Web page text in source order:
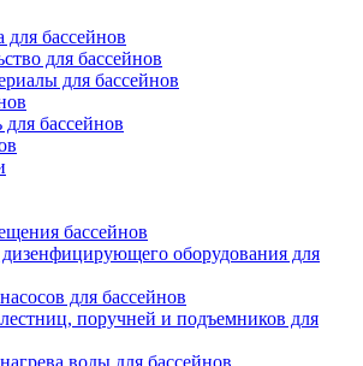
бассейнов
для бассейнов
для бассейнов
бассейнов
бассейнов
оборудования для
для бассейнов
поручней и подъемников для
воды для бассейнов